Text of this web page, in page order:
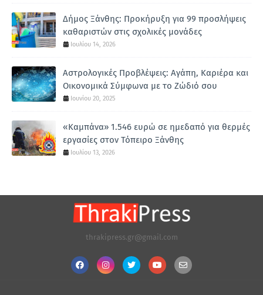
Δήμος Ξάνθης: Προκήρυξη για 99 προσλήψεις
καθαριστών στις σχολικές μονάδες
Ιουλίου 14, 2026
Αστρολογικές Προβλέψεις: Αγάπη, Καριέρα και
Οικονομικά Σύμφωνα με το Ζώδιό σου
Ιουνίου 20, 2025
«Καμπάνα» 1.546 ευρώ σε ημεδαπό για θερμές
εργασίες στον Τόπειρο Ξάνθης
Ιουλίου 13, 2026
thrakipress.gr@gmail.com